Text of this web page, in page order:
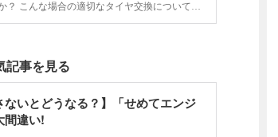
？ こんな場合の適切なタイヤ交換について解
記事を見る
ないとどうなる？】「せめてエンジ
間違い!